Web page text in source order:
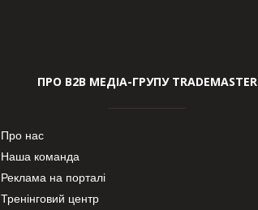
ПРО В2В МЕДІА-ГРУПУ TRADEMASTER
Про нас
Наша команда
Реклама на порталі
Тренінговий центр